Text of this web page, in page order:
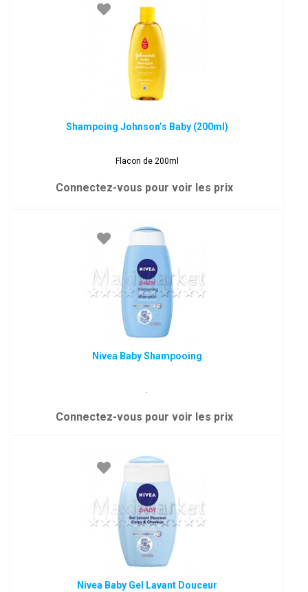
Shampoing Johnson’s Baby (200ml)
Flacon de 200ml
Connectez-vous pour voir les prix
Nivea Baby Shampooing
.
Connectez-vous pour voir les prix
Nivea Baby Gel Lavant Douceur